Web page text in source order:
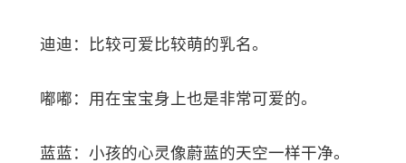
迪迪：比较可爱比较萌的乳名。
嘟嘟：用在宝宝身上也是非常可爱的。
蓝蓝：小孩的心灵像蔚蓝的天空一样干净。